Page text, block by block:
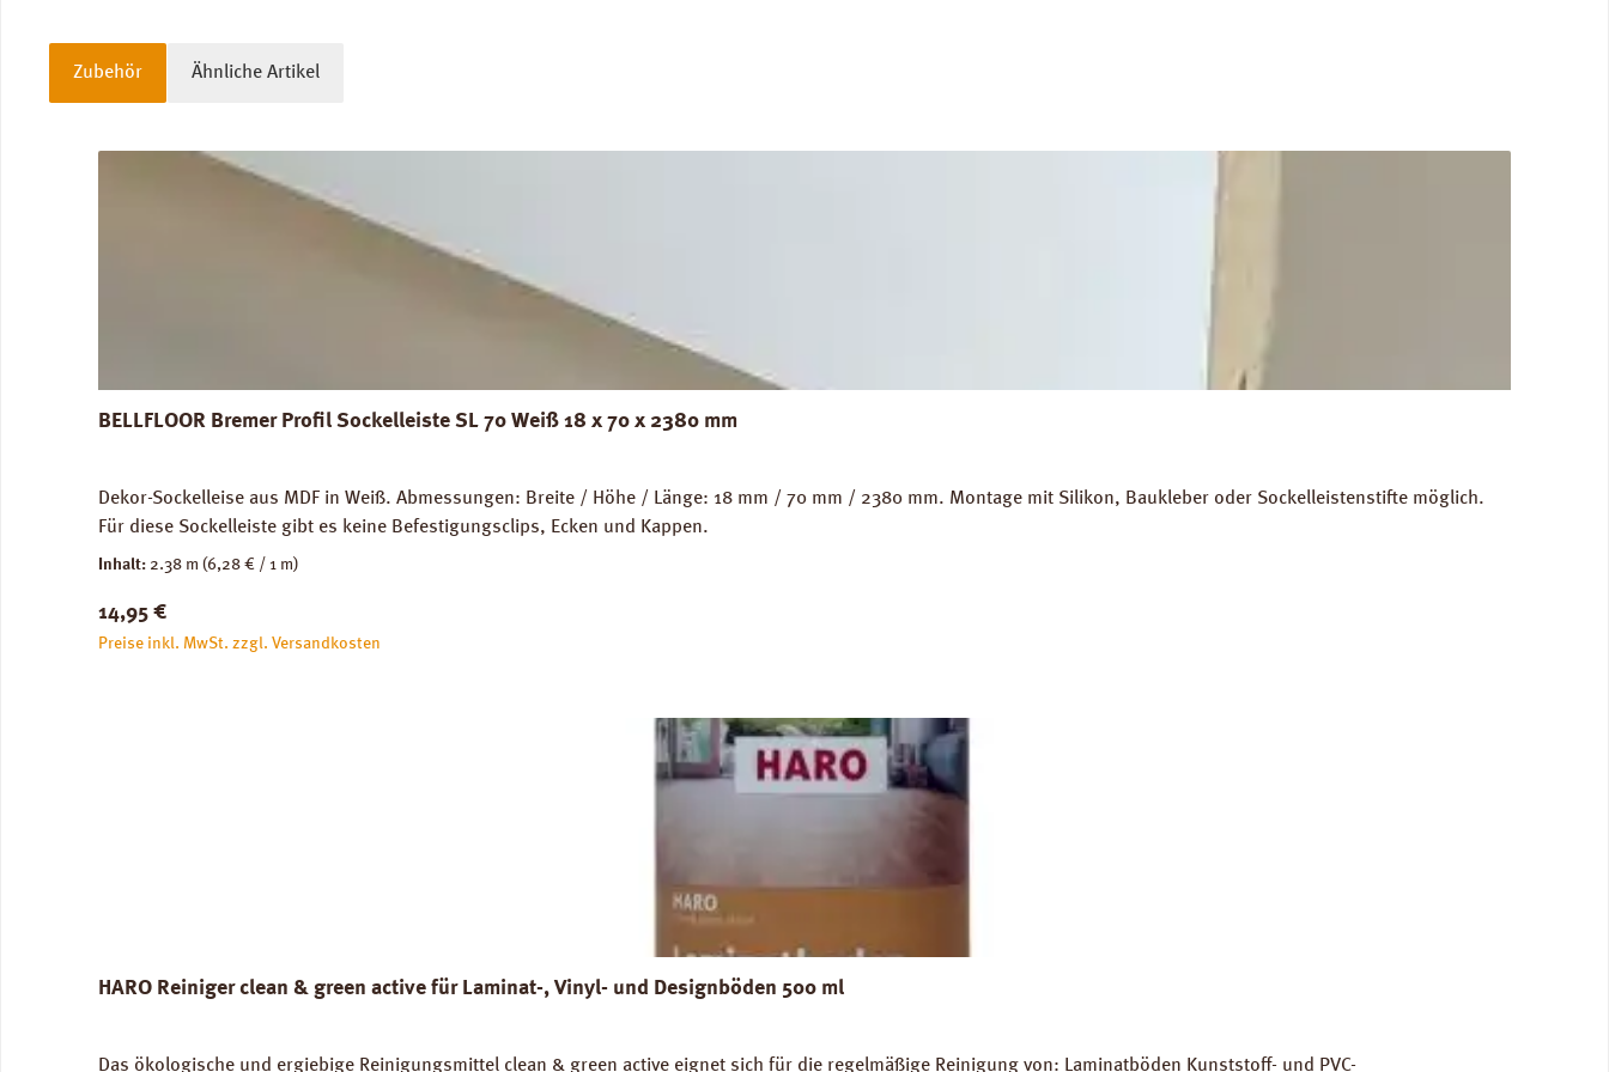
Zubehör Ähnliche Artikel
BELLFLOOR Bremer Profil Sockelleiste SL 70 Weiß 18 x 70 x 2380 mm
Dekor-Sockelleise aus MDF in Weiß. Abmessungen: Breite / Höhe / Länge: 18 mm / 70 mm / 2380 mm. Montage mit Silikon, Baukleber oder Sockelleistenstifte möglich.
Für diese Sockelleiste gibt es keine Befestigungsclips, Ecken und Kappen.
Inhalt: 2.38 m (6,28 € / 1 m)
Regulärer Preis:
14,95 €
Preise inkl. MwSt. zzgl. Versandkosten
HARO Reiniger clean & green active für Laminat-, Vinyl- und Designböden 500 ml
Das ökologische und ergiebige Reinigungsmittel clean & green active eignet sich für die regelmäßige Reinigung von: Laminatböden Kunststoff- und PVC-